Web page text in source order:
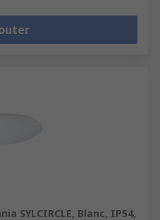
SYLCIRCLE, Blanc, IP54,